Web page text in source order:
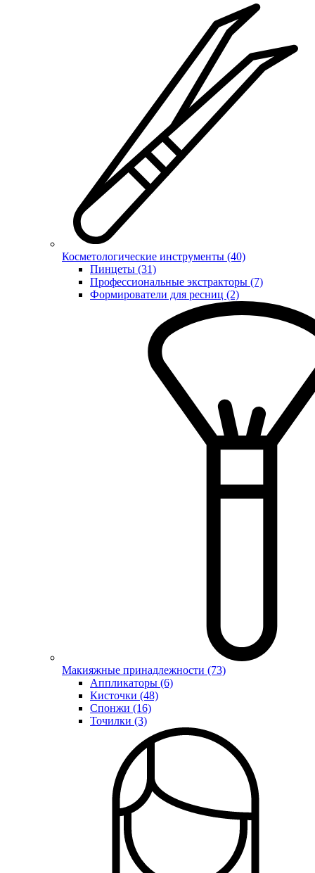
Косметологические инструменты (40)
Пинцеты (31)
Профессиональные экстракторы (7)
Формирователи для ресниц (2)
Макияжные принадлежности (73)
Аппликаторы (6)
Кисточки (48)
Спонжи (16)
Точилки (3)